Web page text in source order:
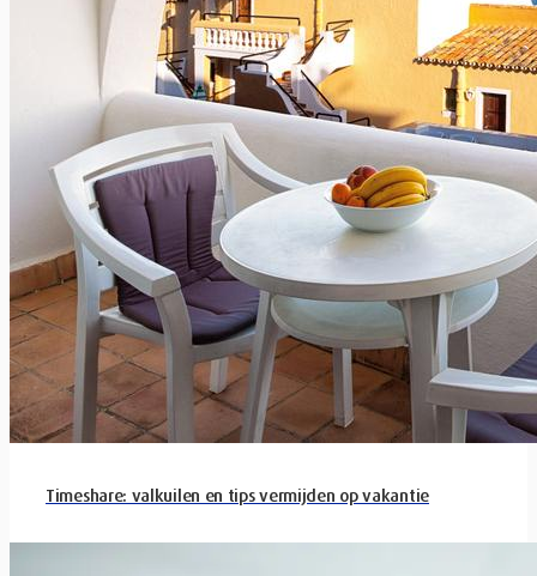
Timeshare: valkuilen en tips vermijden op vakantie